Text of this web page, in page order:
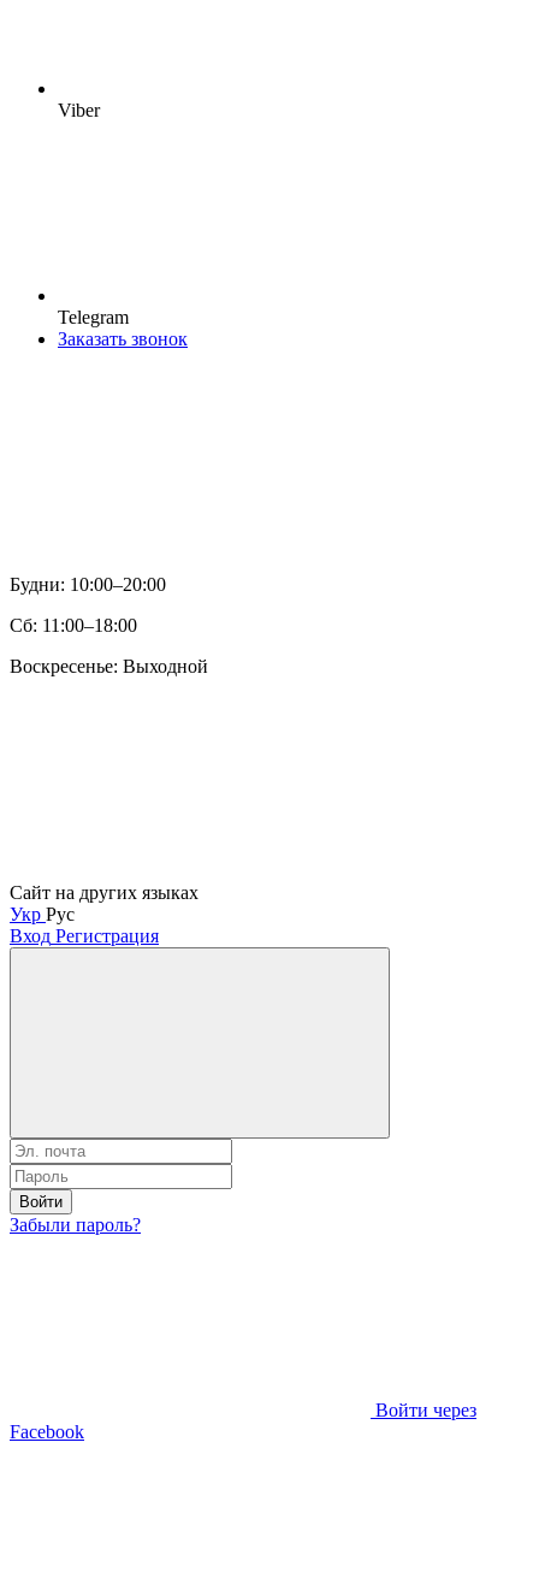
Viber
Telegram
Заказать звонок
Будни: 10:00–20:00
Сб: 11:00–18:00
Воскресенье: Выходной
Сайт на других языках
Укр Рус
Вход Регистрация
Войти
Забыли пароль?
Войти через
Facebook